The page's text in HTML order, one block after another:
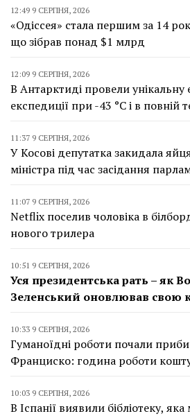
12:49 9 СЕРПНЯ, 2026
«Одіссея» стала першим за 14
що зібрав понад $1 млрд
12:09 9 СЕРПНЯ, 2026
В Антарктиді провели унікальну
експедиції при -43 °C і в повній
11:37 9 СЕРПНЯ, 2026
У Косові депутатка закидала
міністра під час засідання
11:07 9 СЕРПНЯ, 2026
Netflix поселив чоловіка в
нового трилера
10:51 9 СЕРПНЯ, 2026
Уся президентська рать – як
Зеленський оновлював свою
10:33 9 СЕРПНЯ, 2026
Гуманоїдні роботи почали
Франциско: година роботи
10:03 9 СЕРПНЯ, 2026
В Іспанії виявили бібліотеку,